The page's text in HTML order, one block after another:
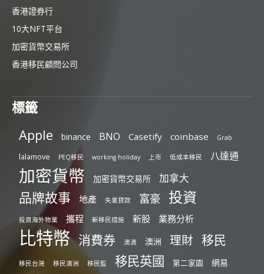
香港證券行
10大NFT平台
加密貨幣交易所
香港移民顧問公司
標籤
Apple binance BNO Casetify coinbase Grab
lalamove PEQ移民 working holiday 上市 低成本移民 八達通
加密貨幣 加密貨幣交易所 加拿大
品牌故事 地產 失業貸款 富豪 投資
投資海外物業 攜程 新移民措施 新股 業務分析
比特幣 消費券 滴滴 澳洲 理財 移民
移民台灣 移民澳洲 移民監 移民英國 第二家園 網易